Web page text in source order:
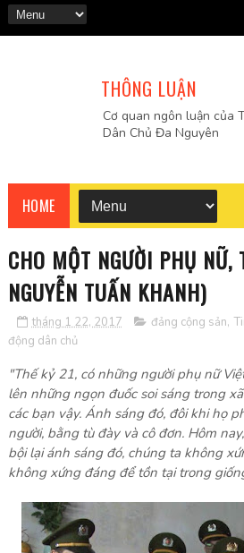
THÔNG LUẬN
Cơ quan ngôn luận của
Dân Chủ Đa Nguyên
HOME
CHO MỘT NGƯỜI PHỤ NỮ,
NGUYỄN TUẤN KHANH)
tháng 1 22, 2017 đảng cộng sản,
động dân chủ
"Thế kỷ 21, có những người phụ nữ
lên những ngọn đuốc soi sáng trong
các bạn vậy. Ánh sáng đó, đôi khi họ
người, bằng tù đày và cô đơn. Hôm
bội lại ánh sáng đó, chúng ta không
không xứng đáng để tồn tại trong